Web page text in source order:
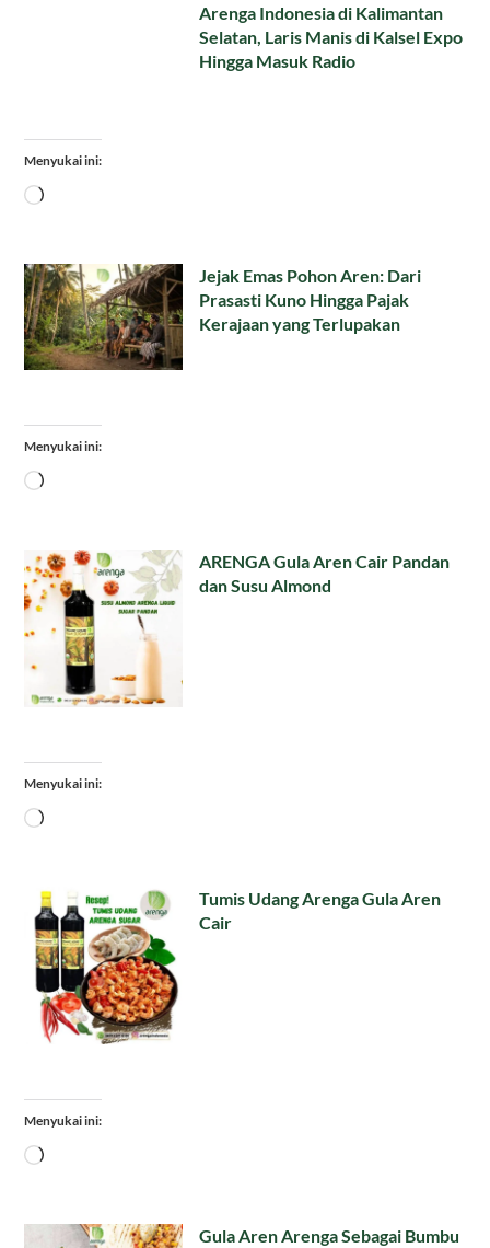
Arenga Indonesia di Kalimantan
Selatan, Laris Manis di Kalsel Expo
Hingga Masuk Radio
Menyukai ini:
Memuat...
Jejak Emas Pohon Aren: Dari
Prasasti Kuno Hingga Pajak
Kerajaan yang Terlupakan
Menyukai ini:
Memuat...
ARENGA Gula Aren Cair Pandan
dan Susu Almond
Menyukai ini:
Memuat...
Tumis Udang Arenga Gula Aren
Cair
Menyukai ini:
Memuat...
Gula Aren Arenga Sebagai Bumbu